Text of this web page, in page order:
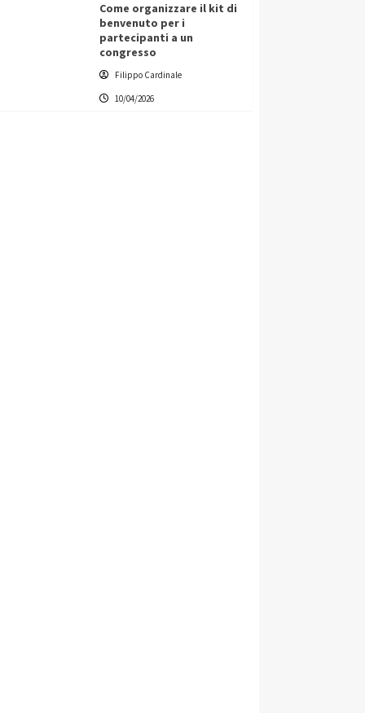
Come organizzare il kit di
benvenuto per i
partecipanti a un
congresso
Filippo Cardinale
10/04/2026